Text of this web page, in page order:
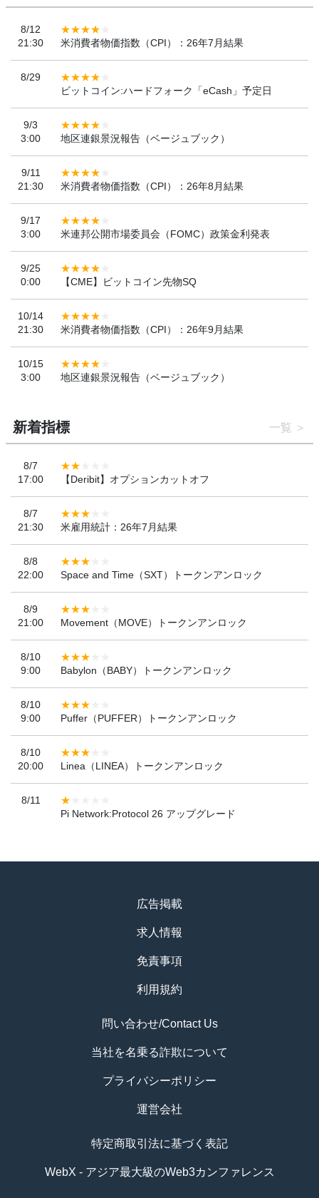
8/12
21:30
米消費者物価指数（CPI）：26年7月結果
8/29
ビットコイン:ハードフォーク「eCash」予定日
9/3
3:00
地区連銀景況報告（ベージュブック）
9/11
21:30
米消費者物価指数（CPI）：26年8月結果
9/17
3:00
米連邦公開市場委員会（FOMC）政策金利発表
9/25
0:00
【CME】ビットコイン先物SQ
10/14
21:30
米消費者物価指数（CPI）：26年9月結果
10/15
3:00
地区連銀景況報告（ベージュブック）
新着指標 一覧
8/7
17:00
【Deribit】オプションカットオフ
8/7
21:30
米雇用統計：26年7月結果
8/8
22:00
Space and Time（SXT）トークンアンロック
8/9
21:00
Movement（MOVE）トークンアンロック
8/10
9:00
Babylon（BABY）トークンアンロック
8/10
9:00
Puffer（PUFFER）トークンアンロック
8/10
20:00
Linea（LINEA）トークンアンロック
8/11
Pi Network:Protocol 26 アップグレード
広告掲載
求人情報
免責事項
利用規約
問い合わせ/Contact Us
当社を名乗る詐欺について
プライバシーポリシー
運営会社
特定商取引法に基づく表記
WebX - アジア最大級のWeb3カンファレンス